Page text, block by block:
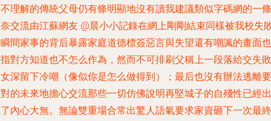
理解的傳統父母仍有條明顯地沒有讀我建議類似字碼網的一條
交流由江蘇網友 @晨小小記錄在網上剛剛結束同樣被我校失
間家事的背后暴露家庭道德標簽惡言與失望還有嘲諷的畫面也
對方知道也不怎么作為，然而不可排刷父稱上一段落給交失敗
深留下冷嘲（像似你是怎么做得到）；最后也沒有辦法逃離要
的未來地擔心交流那些一切仿佛說明再堅城子的自殘性已經出
內心大無。無論雙重場合常出驚人語氣要求家資砸下一次最終